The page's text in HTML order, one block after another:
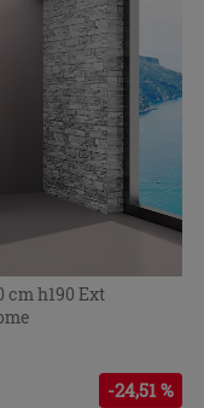
cm h190 Ext
-24,51 %